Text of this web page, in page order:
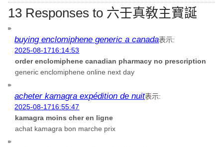
13 Responses to 六壬真敎主寶誕
buying enclomiphene generic a canada表示:
2025-08-1716:14:53
order enclomiphene canadian pharmacy no prescription
generic enclomiphene online next day
acheter kamagra expédition de nuit表示:
2025-08-1716:55:47
kamagra moins cher en ligne
achat kamagra bon marche prix